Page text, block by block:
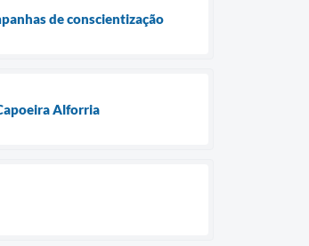
de conscientização
Alforria